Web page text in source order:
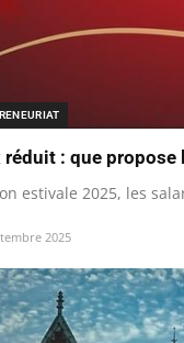
: que
estivale 2025, les
2025